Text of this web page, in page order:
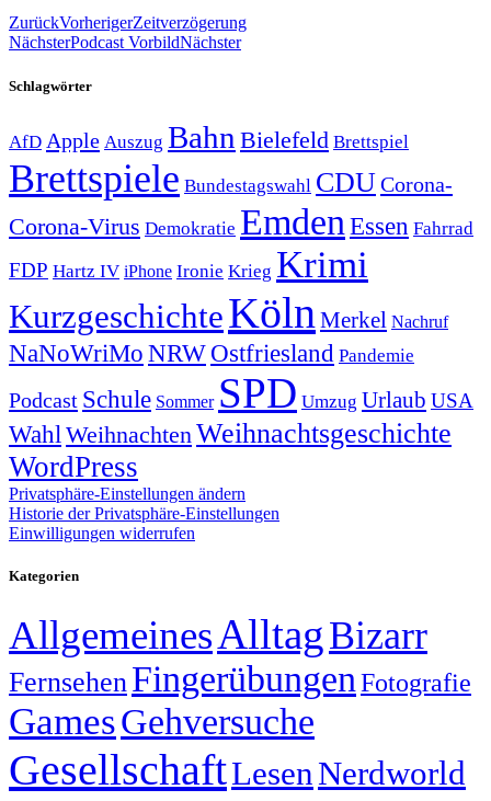
ZurückVorherigerZeitverzögerung
NächsterPodcast VorbildNächster
Schlagwörter
AfD Apple Auszug Bahn Bielefeld Brettspiel
Brettspiele Bundestagswahl CDUCorona-
Corona-Virus Demokratie Emden Essen Fahrrad
FDP Hartz IV iPhone Ironie Krieg Krimi
KurzgeschichteKöln Merkel Nachruf
NaNoWriMo NRWOstfriesland Pandemie
Podcast Schule Sommer SPD Umzug Urlaub USA
Wahl Weihnachten Weihnachtsgeschichte
WordPress
Privatsphäre-Einstellungen ändern
Historie der Privatsphäre-Einstellungen
Einwilligungen widerrufen
Kategorien
AllgemeinesAlltagBizarr
FernsehenFingerübungen Fotografie
GamesGehversuche
GesellschaftLesenNerdworld